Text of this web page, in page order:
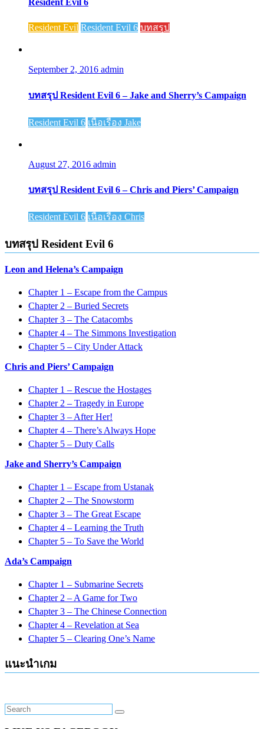
Resident Evil 6
Resident Evil Resident Evil 6 บทสรุป
September 2, 2016 admin
บทสรุป Resident Evil 6 – Jake and Sherry’s Campaign
Resident Evil 6 เนื้อเรื่อง Jake
August 27, 2016 admin
บทสรุป Resident Evil 6 – Chris and Piers’ Campaign
Resident Evil 6 เนื้อเรื่อง Chris
บทสรุป Resident Evil 6
Leon and Helena’s Campaign
Chapter 1 – Escape from the Campus
Chapter 2 – Buried Secrets
Chapter 3 – The Catacombs
Chapter 4 – The Simmons Investigation
Chapter 5 – City Under Attack
Chris and Piers’ Campaign
Chapter 1 – Rescue the Hostages
Chapter 2 – Tragedy in Europe
Chapter 3 – After Her!
Chapter 4 – There’s Always Hope
Chapter 5 – Duty Calls
Jake and Sherry’s Campaign
Chapter 1 – Escape from Ustanak
Chapter 2 – The Snowstorm
Chapter 3 – The Great Escape
Chapter 4 – Learning the Truth
Chapter 5 – To Save the World
Ada’s Campaign
Chapter 1 – Submarine Secrets
Chapter 2 – A Game for Two
Chapter 3 – The Chinese Connection
Chapter 4 – Revelation at Sea
Chapter 5 – Clearing One’s Name
แนะนำเกม